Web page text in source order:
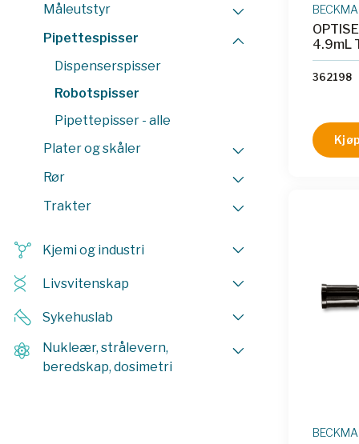
Måleutstyr
Pipettespisser
Dispenserspisser
Robotspisser
Pipettepisser - alle
Plater og skåler
Rør
Trakter
Kjemi og industri
Livsvitenskap
Sykehuslab
Nukleær, strålevern,
beredskap, dosimetri
4.9mL
362198